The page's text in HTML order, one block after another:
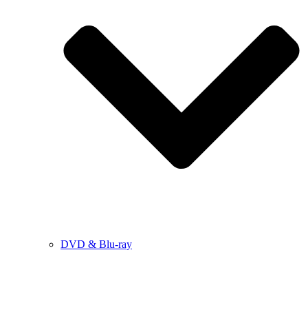
DVD & Blu-ray